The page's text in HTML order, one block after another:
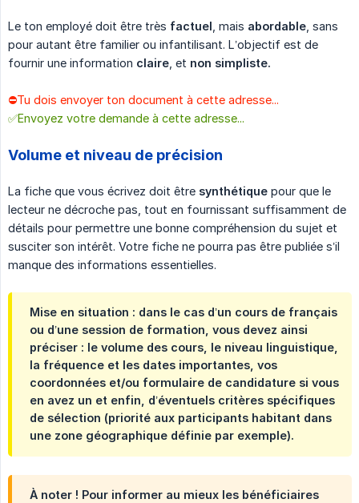
Le ton employé doit être très factuel , mais abordable , sans
pour autant être familier ou infantilisant. L’objectif est de
fournir une information claire , et non simpliste.
⛔️Tu dois envoyer ton document à cette adresse...
✅Envoyez votre demande à cette adresse...
Volume et niveau de précision
La fiche que vous écrivez doit être synthétique pour que le
lecteur ne décroche pas, tout en fournissant suffisamment de
détails pour permettre une bonne compréhension du sujet et
susciter son intérêt. Votre fiche ne pourra pas être publiée s’il
manque des informations essentielles.
Mise en situation : dans le cas d’un cours de français
ou d’une session de formation, vous devez ainsi
préciser : le volume des cours, le niveau linguistique,
la fréquence et les dates importantes, vos
coordonnées et/ou formulaire de candidature si vous
en avez un et enfin, d’éventuels critères spécifiques
de sélection (priorité aux participants habitant dans
une zone géographique définie par exemple).
À noter ! Pour informer au mieux les bénéficiaires